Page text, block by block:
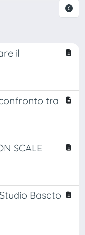
il
tra
SCALE
Basato